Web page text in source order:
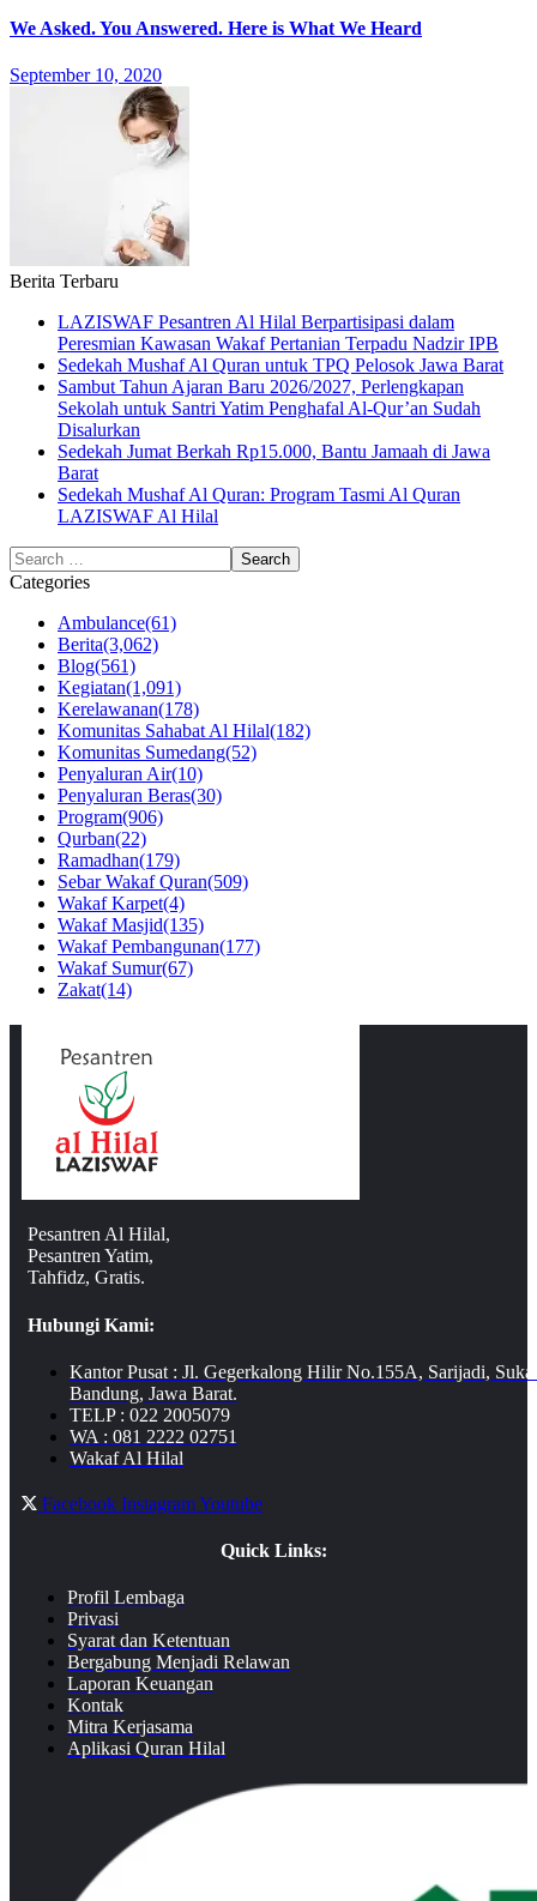
We Asked. You Answered. Here is What We Heard
September 10, 2020
Berita Terbaru
LAZISWAF Pesantren Al Hilal Berpartisipasi dalam
Peresmian Kawasan Wakaf Pertanian Terpadu Nadzir IPB
Sedekah Mushaf Al Quran untuk TPQ Pelosok Jawa Barat
Sambut Tahun Ajaran Baru 2026/2027, Perlengkapan
Sekolah untuk Santri Yatim Penghafal Al-Qur’an Sudah
Disalurkan
Sedekah Jumat Berkah Rp15.000, Bantu Jamaah di Jawa
Barat
Sedekah Mushaf Al Quran: Program Tasmi Al Quran
LAZISWAF Al Hilal
Categories
Ambulance(61)
Berita(3,062)
Blog(561)
Kegiatan(1,091)
Kerelawanan(178)
Komunitas Sahabat Al Hilal(182)
Komunitas Sumedang(52)
Penyaluran Air(10)
Penyaluran Beras(30)
Program(906)
Qurban(22)
Ramadhan(179)
Sebar Wakaf Quran(509)
Wakaf Karpet(4)
Wakaf Masjid(135)
Wakaf Pembangunan(177)
Wakaf Sumur(67)
Zakat(14)
Pesantren Al Hilal,
Pesantren Yatim,
Tahfidz, Gratis.
Hubungi Kami:
Kantor Pusat : Jl. Gegerkalong Hilir No.155A, Sarijadi,
Bandung, Jawa Barat.
TELP : 022 2005079
WA : 081 2222 02751
Wakaf Al Hilal
Facebook InstagramYoutube
Quick Links:
Profil Lembaga
Privasi
Syarat dan Ketentuan
Bergabung Menjadi Relawan
Laporan Keuangan
Kontak
Mitra Kerjasama
Aplikasi Quran Hilal